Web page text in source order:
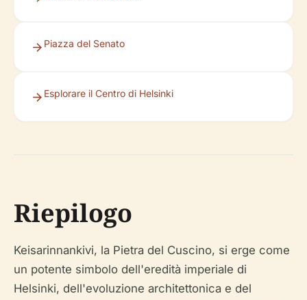
Piazza del Senato
Esplorare il Centro di Helsinki
Riepilogo
Keisarinnankivi, la Pietra del Cuscino, si erge come
un potente simbolo dell'eredità imperiale di
Helsinki, dell'evoluzione architettonica e del